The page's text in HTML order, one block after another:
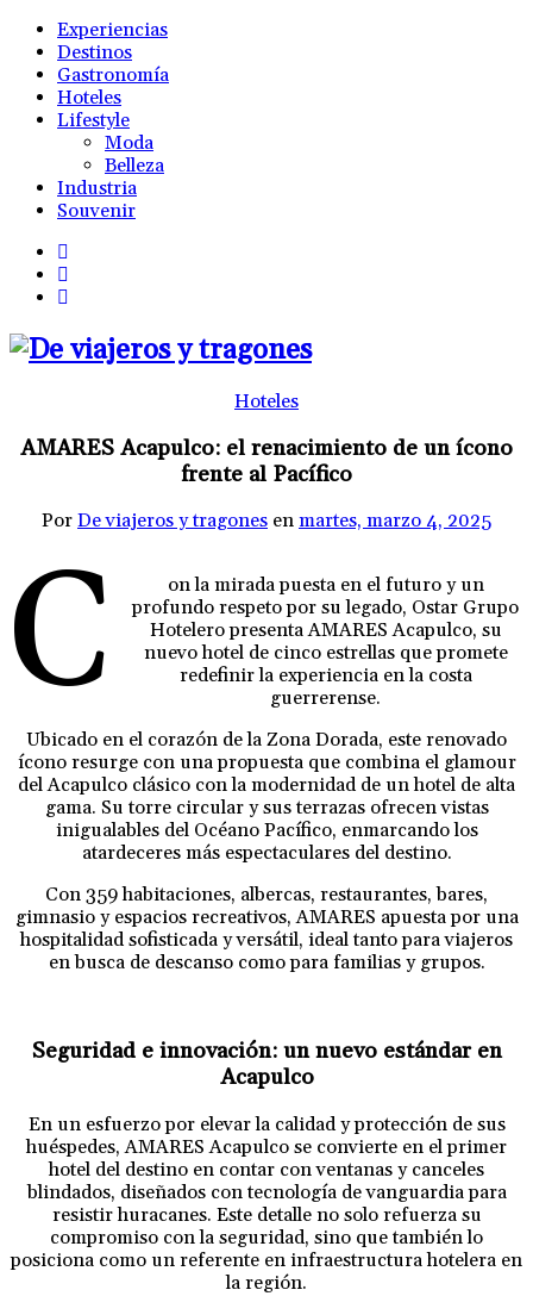
Experiencias
Destinos
Gastronomía
Hoteles
Lifestyle
Moda
Belleza
Industria
Souvenir
Hoteles
AMARES Acapulco: el renacimiento de un ícono
frente al Pacífico
Por De viajeros y tragones en martes, marzo 4, 2025
C
on la mirada puesta en el futuro y un
profundo respeto por su legado, Ostar Grupo
Hotelero presenta AMARES Acapulco, su
nuevo hotel de cinco estrellas que promete
redefinir la experiencia en la costa
guerrerense.
Ubicado en el corazón de la Zona Dorada, este renovado
ícono resurge con una propuesta que combina el glamour
del Acapulco clásico con la modernidad de un hotel de alta
gama. Su torre circular y sus terrazas ofrecen vistas
inigualables del Océano Pacífico, enmarcando los
atardeceres más espectaculares del destino.
Con 359 habitaciones, albercas, restaurantes, bares,
gimnasio y espacios recreativos, AMARES apuesta por una
hospitalidad sofisticada y versátil, ideal tanto para viajeros
en busca de descanso como para familias y grupos.
Seguridad e innovación: un nuevo estándar en
Acapulco
En un esfuerzo por elevar la calidad y protección de sus
huéspedes, AMARES Acapulco se convierte en el primer
hotel del destino en contar con ventanas y canceles
blindados, diseñados con tecnología de vanguardia para
resistir huracanes. Este detalle no solo refuerza su
compromiso con la seguridad, sino que también lo
posiciona como un referente en infraestructura hotelera en
la región.